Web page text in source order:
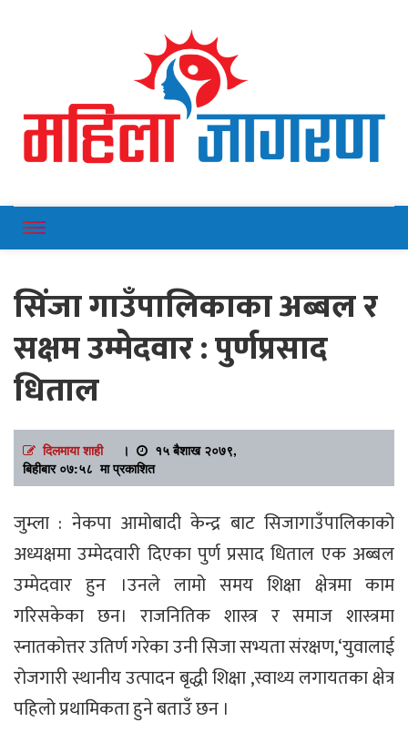
Mahilajagaran
सिंजा गाउँपालिकाका अब्बल र
सक्षम उम्मेदवार : पुर्णप्रसाद
धिताल
दिलमाया शाही।
१५ बैशाख २०७९,
बिहीबार ०७:५८ मा प्रकाशित
जुम्ला : नेकपा आमोबादी केन्द्र बाट सिजागाउँपालिकाको
अध्यक्षमा उम्मेदवारी दिएका पुर्ण प्रसाद धिताल एक अब्बल
उम्मेदवार हुन ।उनले लामो समय शिक्षा क्षेत्रमा काम
गरिसकेका छन। राजनितिक शास्त्र र समाज शास्त्रमा
स्नातकोत्तर उतिर्ण गरेका उनी सिजा सभ्यता संरक्षण,‘युवालाई
रोजगारी स्थानीय उत्पादन बृद्धी शिक्षा ,स्वाथ्य लगायतका क्षेत्र
पहिलो प्रथामिकता हुने बताउँ छन ।